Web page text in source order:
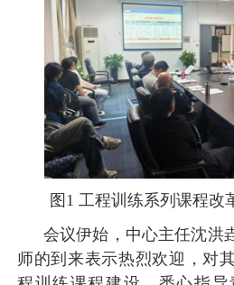
图1 工程训练系列课程改
会议伊始，中心主任沈洪
师的到来表示热烈欢迎，对